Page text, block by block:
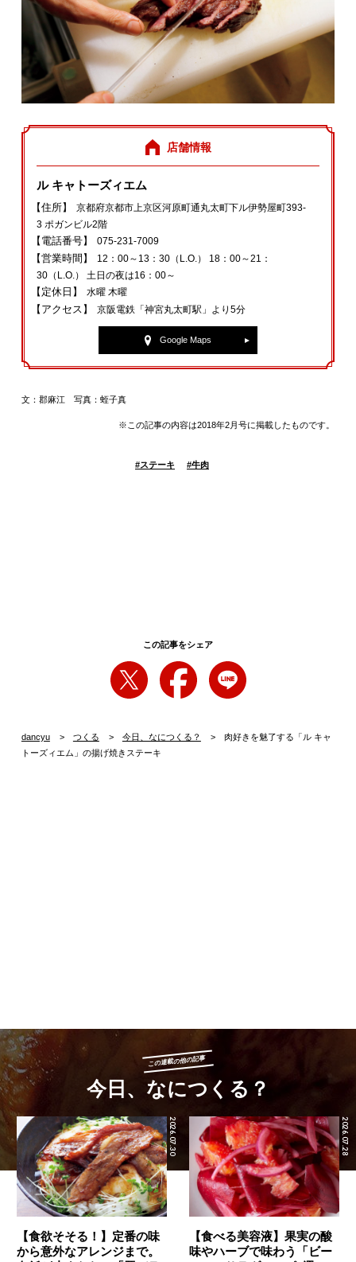
店舗情報
ル キャトーズィエム
【住所】
京都府京都市上京区河原町通丸太町下ル伊勢屋町393-
3 ポガンビル2階
【電話番号】 075-231-7009
【営業時間】
12：00～13：30（L.O.） 18：00～21：
30（L.O.） 土日の夜は16：00～
【定休日】 水曜 木曜
【アクセス】 京阪電鉄「神宮丸太町駅」より5分
Google Maps
文：郡麻江 写真：蛭子真
※この記事の内容は2018年2月号に掲載したものです。
#ステーキ #牛肉
この記事をシェア
dancyu つくる 今日、なにつくる？
肉好きを魅了する「ル キャ
トーズィエム」の揚げ焼きステーキ
この連載の他の記事
今日、なにつくる？
2026.07.30
【食欲そそる！】定番の味
から意外なアレンジまで。
2026.07.28
【食べる美容液】果実の酸
味やハーブで味わう「ビー